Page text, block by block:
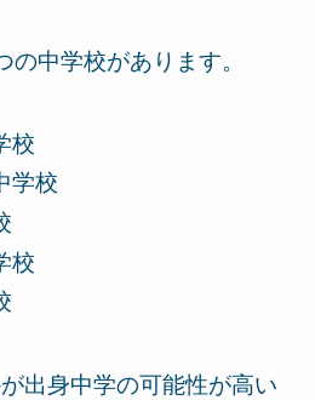
中学校があります。
校
学校
校
出身中学の可能性が高い